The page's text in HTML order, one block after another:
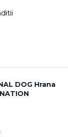
DOG Hrana